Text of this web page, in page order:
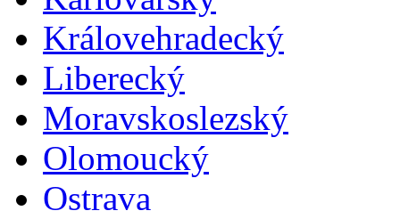
Královehradecký
Liberecký
Moravskoslezský
Olomoucký
Ostrava